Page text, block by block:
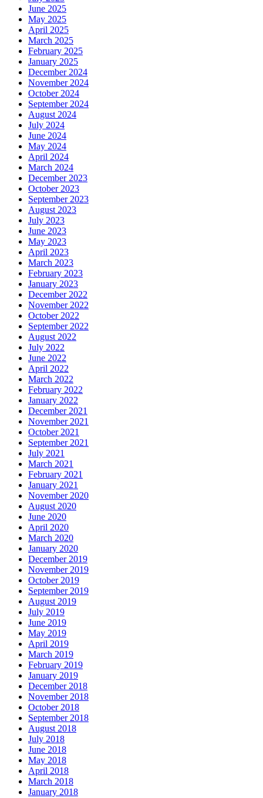
June 2025
May 2025
April 2025
March 2025
February 2025
January 2025
December 2024
November 2024
October 2024
September 2024
August 2024
July 2024
June 2024
May 2024
April 2024
March 2024
December 2023
October 2023
September 2023
August 2023
July 2023
June 2023
May 2023
April 2023
March 2023
February 2023
January 2023
December 2022
November 2022
October 2022
September 2022
August 2022
July 2022
June 2022
April 2022
March 2022
February 2022
January 2022
December 2021
November 2021
October 2021
September 2021
July 2021
March 2021
February 2021
January 2021
November 2020
August 2020
June 2020
April 2020
March 2020
January 2020
December 2019
November 2019
October 2019
September 2019
August 2019
July 2019
June 2019
May 2019
April 2019
March 2019
February 2019
January 2019
December 2018
November 2018
October 2018
September 2018
August 2018
July 2018
June 2018
May 2018
April 2018
March 2018
January 2018